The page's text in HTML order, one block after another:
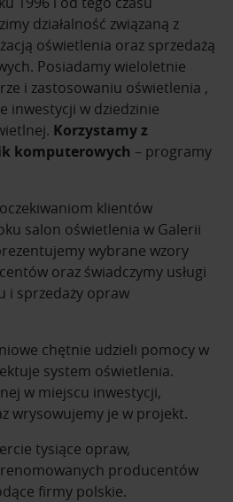
działalność związaną z
oświetlenia oraz sprzedażą
Posiadamy wieloletnie
i zastosowaniu oświetlenia ,
inwestycji w dziedzinie
Korzystamy z
komputerowych – programy
klientów
salon oświetlenia w Galerii
wybrane wzory
oraz świadczymy usługi
i sprzedaży opraw
chętnie udzieli pomocy w
system oświetlenia.
w miejscu inwestycji,
wrysowujemy je w projekt.
tysiące opraw,
producentów
firmy polskie.